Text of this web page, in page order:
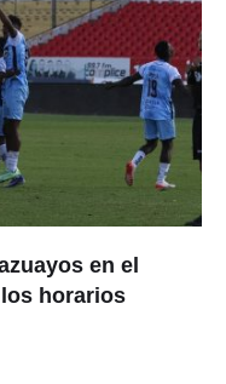
en el
horarios